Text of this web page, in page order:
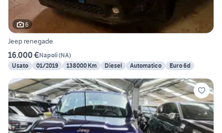
6
Jeep renegade
16.000 €Napoli(NA)
Usato
01/2019 138000 Km Diesel Automatico Euro 6d